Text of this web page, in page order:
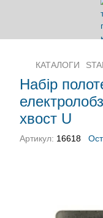
КАТАЛОГИ
Набір
хвост U
Артикул: 16618